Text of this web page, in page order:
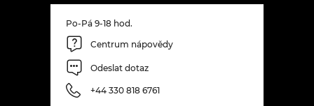
Po-Pá 9-18 hod.
Centrum nápovědy
Odeslat dotaz
+44 330 818 6761